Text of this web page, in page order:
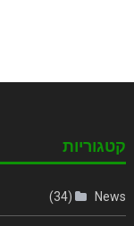
קטגוריות
News
(34)